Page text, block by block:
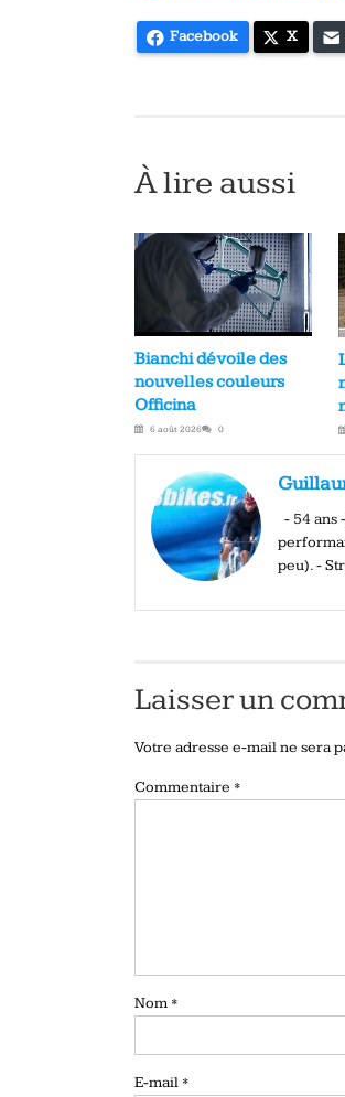
Facebook X
À lire aussi
Bianchi dévoile des
nouvelles couleurs
Officina
6 août 2026 0
- 54 ans
peu). -
Laisser un
Votre adresse e-mail ne sera
Commentaire *
Nom *
E-mail *